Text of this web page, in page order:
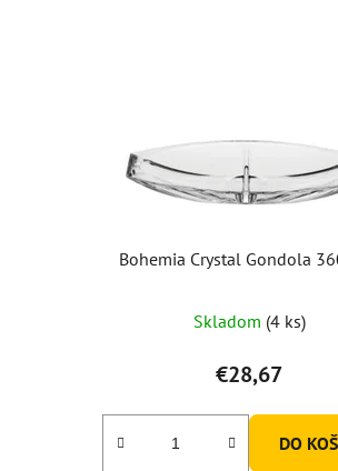
Bohemia Crystal Gondola
Skladom (4 ks)
€28,67
DO